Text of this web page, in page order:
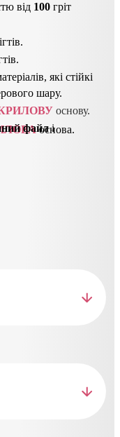
від 100 гріт
які стійкі
основа.
шару.
основу.
файлі